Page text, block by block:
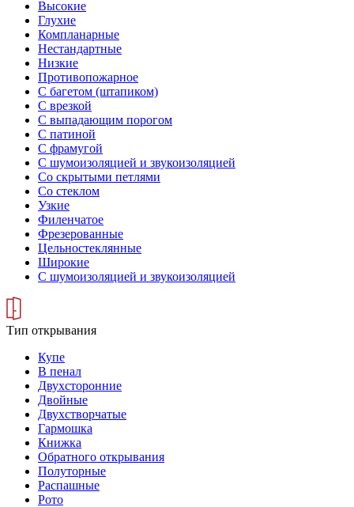
Высокие
Глухие
Компланарные
Нестандартные
Низкие
Противопожарное
С багетом (штапиком)
С врезкой
С выпадающим порогом
С патиной
С фрамугой
С шумоизоляцией и звукоизоляцией
Со скрытыми петлями
Со стеклом
Узкие
Филенчатое
Фрезерованные
Цельностеклянные
Широкие
С шумоизоляцией и звукоизоляцией
Тип открывания
Купе
В пенал
Двухсторонние
Двойные
Двухстворчатые
Гармошка
Книжка
Обратного открывания
Полуторные
Распашные
Рото